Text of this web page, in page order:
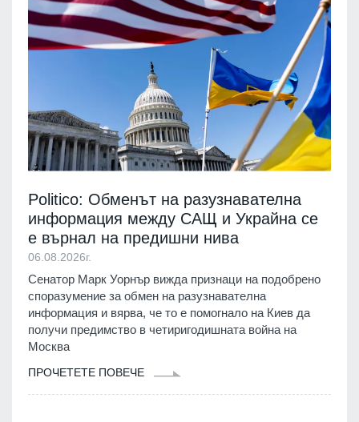
Politico: Обменът на разузнавателна
информация между САЩ и Украйна се
е върнал на предишни нива
06.08.2026г.
Сенатор Марк Уорнър вижда признаци на подобрено
споразумение за обмен на разузнавателна
информация и вярва, че то е помогнало на Киев да
получи предимство в четиригодишната война на
Москва
ПРОЧЕТЕТЕ ПОВЕЧЕ